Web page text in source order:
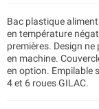
Bac plastique
en température
premières. Design
en machine.
en option. Empilable
4 et 6 roues GILAC.